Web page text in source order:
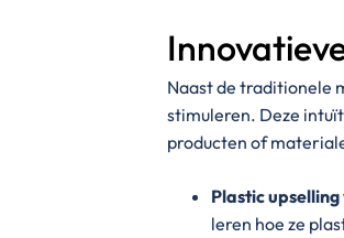
Naast de traditionele
stimuleren. Deze
producten of
Plastic
leren hoe ze